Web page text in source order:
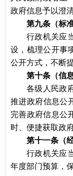
政府信息予以澄清
第九条（标
行政机关应
设，梳理公开事
公开方式，不断
第十条（信
各级人民政
推进政府信息公
完善政府信息公
时、便捷获取政
第十一条（
行政机关应
年度部门预算，